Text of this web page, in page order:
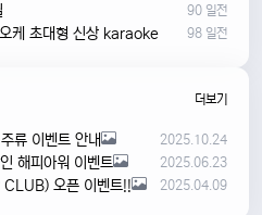
90 일전
케 초대형 신상 karaoke 98 일전
더보기
류 이벤트 안내 2025.10.24
해피아워 이벤트 2025.06.23
CLUB) 오픈 이벤트!! 2025.04.09